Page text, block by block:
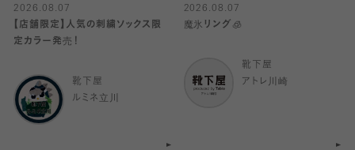
2026.08.07
【店舗限定】人気の刺繍ソックス限
定カラー発売！
靴下屋
ルミネ立川
2026.08.07
魔氷リング🧊
靴下屋
アトレ川崎